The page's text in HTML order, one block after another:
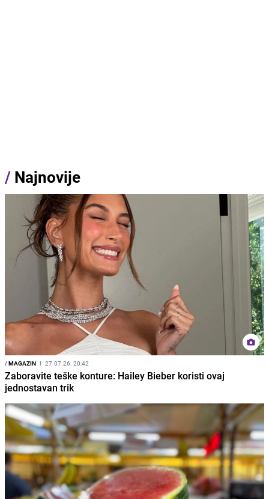
/ Najnovije
/MAGAZIN I 27.07.26. 20:42
Zaboravite teške konture: Hailey Bieber koristi ovaj
jednostavan trik